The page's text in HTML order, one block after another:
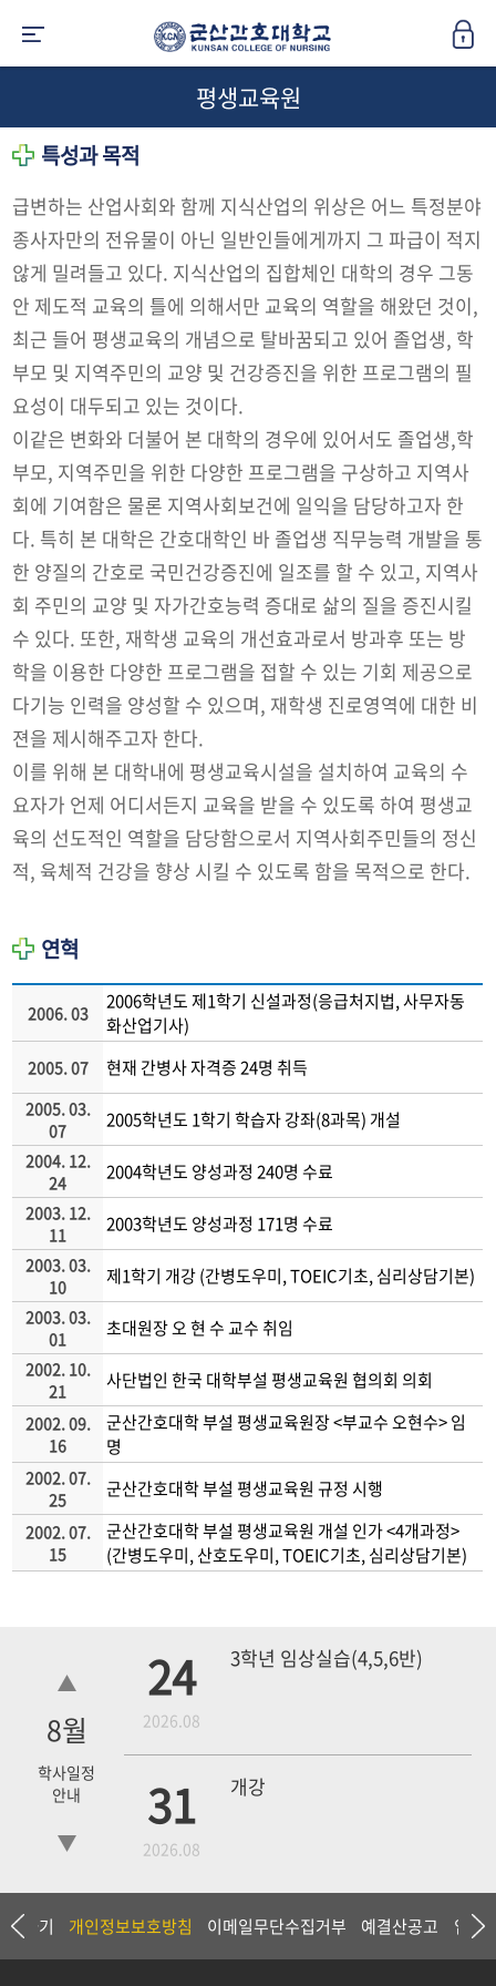
평생교육원
특성과 목적
급변하는 산업사회와 함께 지식산업의 위상은 어느 특정분야
종사자만의 전유물이 아닌 일반인들에게까지 그 파급이 적지
않게 밀려들고 있다. 지식산업의 집합체인 대학의 경우 그동
안 제도적 교육의 틀에 의해서만 교육의 역할을 해왔던 것이,
최근 들어 평생교육의 개념으로 탈바꿈되고 있어 졸업생, 학
부모 및 지역주민의 교양 및 건강증진을 위한 프로그램의 필
요성이 대두되고 있는 것이다.
이같은 변화와 더불어 본 대학의 경우에 있어서도 졸업생,학
부모, 지역주민을 위한 다양한 프로그램을 구상하고 지역사
회에 기여함은 물론 지역사회보건에 일익을 담당하고자 한
다. 특히 본 대학은 간호대학인 바 졸업생 직무능력 개발을 통
한 양질의 간호로 국민건강증진에 일조를 할 수 있고, 지역사
회 주민의 교양 및 자가간호능력 증대로 삶의 질을 증진시킬
수 있다. 또한, 재학생 교육의 개선효과로서 방과후 또는 방
학을 이용한 다양한 프로그램을 접할 수 있는 기회 제공으로
다기능 인력을 양성할 수 있으며, 재학생 진로영역에 대한 비
젼을 제시해주고자 한다.
이를 위해 본 대학내에 평생교육시설을 설치하여 교육의 수
요자가 언제 어디서든지 교육을 받을 수 있도록 하여 평생교
육의 선도적인 역할을 담당함으로서 지역사회주민들의 정신
적, 육체적 건강을 향상 시킬 수 있도록 함을 목적으로 한다.
연혁
2006. 03
2006학년도 제1학기 신설과정(응급처지법, 사무자동
화산업기사)
2005. 07 현재 간병사 자격증 24명 취득
2005. 03.
07
2005학년도 1학기 학습자 강좌(8과목) 개설
2004. 12.
24
2004학년도 양성과정 240명 수료
2003. 12.
11
2003학년도 양성과정 171명 수료
2003. 03.
10
제1학기 개강 (간병도우미, TOEIC기초, 심리상담기본)
2003. 03.
01
초대원장 오 현 수 교수 취임
2002. 10.
21
사단법인 한국 대학부설 평생교육원 협의회 의회
2002. 09.
16
군산간호대학 부설 평생교육원장 <부교수 오현수> 임
명
2002. 07.
25
군산간호대학 부설 평생교육원 규정 시행
2002. 07.
15
군산간호대학 부설 평생교육원 개설 인가 <4개과정>
(간병도우미, 산호도우미, TOEIC기초, 심리상담기본)
8월
학사일정
안내
24
2026.08
3학년 임상실습(4,5,6반)
31
2026.08
개강
18 4학년 1차 모의고사
담하기 개인정보보호방침 이메일무단수집거부 예결산공고 입찰